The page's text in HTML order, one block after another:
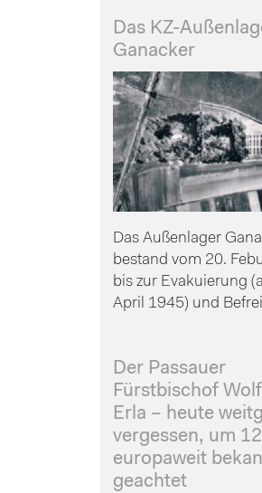
Das KZ-
Ganacker
Das Außenlager
bestand vom 20.
bis zur Evakuierung
April 1945) und
Der Passauer
Fürstbischof
Erla – heute
vergessen, um
europaweit
geachtet